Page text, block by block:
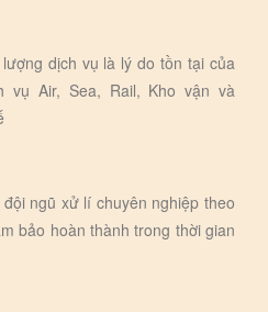
dịch vụ là lý do tồn tại của
vụ Air, Sea, Rail, Kho vận và
ngũ xử lí chuyên nghiệp theo
bảo hoàn thành trong thời gian